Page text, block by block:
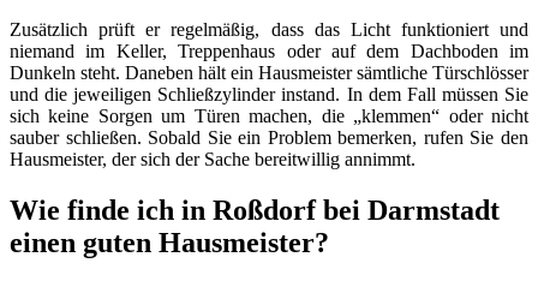
Zusätzlich prüft er regelmäßig, dass das Licht funktioniert und
niemand im Keller, Treppenhaus oder auf dem Dachboden im
Dunkeln steht. Daneben hält ein Hausmeister sämtliche Türschlösser
und die jeweiligen Schließzylinder instand. In dem Fall müssen Sie
sich keine Sorgen um Türen machen, die „klemmen“ oder nicht
sauber schließen. Sobald Sie ein Problem bemerken, rufen Sie den
Hausmeister, der sich der Sache bereitwillig annimmt.
Wie finde ich in Roßdorf bei Darmstadt
einen guten Hausmeister?